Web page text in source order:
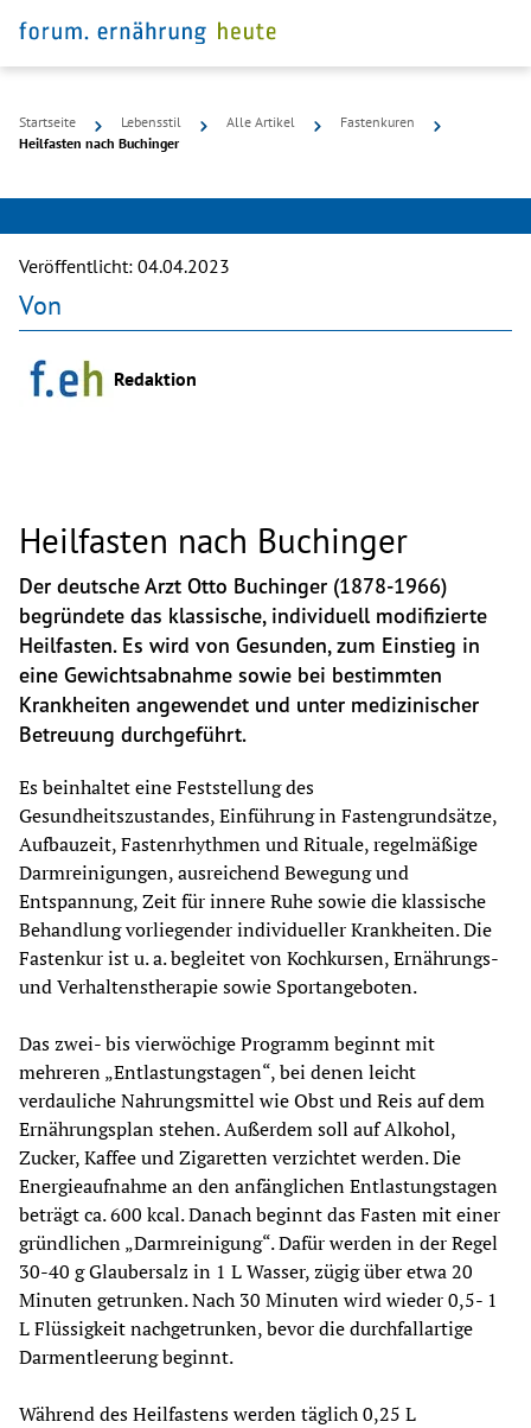
Startseite Lebensstil Alle Artikel
Fastenkuren
Heilfasten nach Buchinger
©
Getty
Veröffentlicht: 04.04.2023
Von
Redaktion
Heilfasten nach Buchinger
Der deutsche Arzt Otto Buchinger (1878-1966)
begründete das klassische, individuell modifizierte
Heilfasten. Es wird von Gesunden, zum Einstieg in
eine Gewichtsabnahme sowie bei bestimmten
Krankheiten angewendet und unter medizinischer
Betreuung durchgeführt.
Es beinhaltet eine Feststellung des
Gesundheitszustandes, Einführung in Fastengrundsätze,
Aufbauzeit, Fastenrhythmen und Rituale, regelmäßige
Darmreinigungen, ausreichend Bewegung und
Entspannung, Zeit für innere Ruhe sowie die klassische
Behandlung vorliegender individueller Krankheiten. Die
Fastenkur ist u. a. begleitet von Kochkursen, Ernährungs-
und Verhaltenstherapie sowie Sportangeboten.
Das zwei- bis vierwöchige Programm beginnt mit
mehreren „Entlastungstagen“, bei denen leicht
verdauliche Nahrungsmittel wie Obst und Reis auf dem
Ernährungsplan stehen. Außerdem soll auf Alkohol,
Zucker, Kaffee und Zigaretten verzichtet werden. Die
Energieaufnahme an den anfänglichen Entlastungstagen
beträgt ca. 600 kcal. Danach beginnt das Fasten mit einer
gründlichen „Darmreinigung“. Dafür werden in der Regel
30-40 g Glaubersalz in 1 L Wasser, zügig über etwa 20
Minuten getrunken. Nach 30 Minuten wird wieder 0,5- 1
L Flüssigkeit nachgetrunken, bevor die durchfallartige
Darmentleerung beginnt.
Während des Heilfastens werden täglich 0,25 L